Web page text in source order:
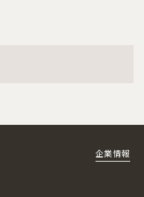
企業情報